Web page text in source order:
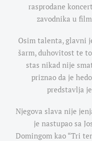
rasprodane
zavodnika u
Osim talenta, glavni
šarm, duhovitost te
stas nikad nije
priznao da je
predstavlja
Njegova slava nije
je nastupao sa
Domingom kao “Tri